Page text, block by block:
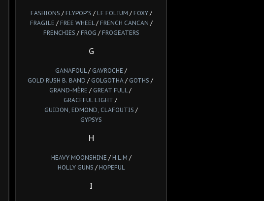
FASHIONS / FLYPOP'S / LE FOLIUM / FOXY/
FRAGILE / FREE WHEEL/ FRENCH CANCAN /
FRENCHIES / FROG / FROGEATERS
G
GANAFOUL/ GAVROCHE /
GOLD RUSH B. BAND / GOLGOTHA / GOTHS /
GRAND-MÈRE / GREAT FULL/
GRACEFUL LIGHT /
GUIDON, EDMOND, CLAFOUTIS /
GYPSYS
H
HEAVY MOONSHINE / H.L.M /
HOLLY GUNS / HOPEFUL
I